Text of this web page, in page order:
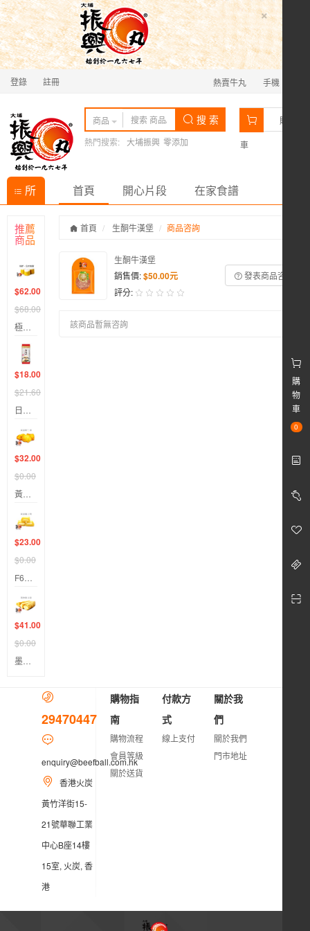
×
登錄 註冊 熱賣牛丸 手機
商品 搜 索
熱門搜索: 大埔振興 零添加
購物
車
所
品分
類
首頁 開心片段 在家食譜
購
物
車
0
推薦
商品
$62.00
$68.00
$18.00
$21.60
$32.00
$0.00
$23.00
$0.00
$41.00
$0.00
首頁 生酮牛漢堡 商品咨詢
生酮牛漢堡
銷售價:$50.00元
評分:
發表商品咨詢
該商品暫無咨詢
29470447
enquiry@beefball.com.hk
香港火炭
黃竹洋街15-
21號華聯工業
中心B座14樓
15室, 火炭, 香
港
購物指
南
購物流程
會員等級
關於送貨
付款方
式
線上支付
關於我
們
關於我們
門市地址